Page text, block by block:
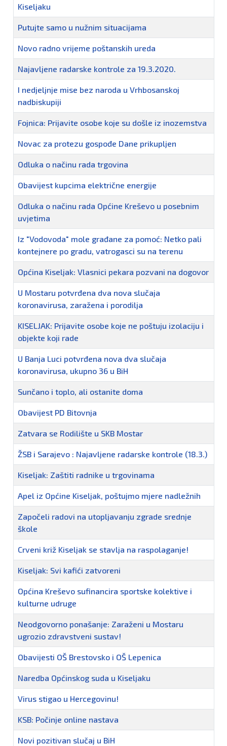
Kiseljaku
Putujte samo u nužnim situacijama
Novo radno vrijeme poštanskih ureda
Najavljene radarske kontrole za 19.3.2020.
I nedjeljnje mise bez naroda u Vrhbosanskoj
nadbiskupiji
Fojnica: Prijavite osobe koje su došle iz inozemstva
Novac za protezu gospođe Dane prikupljen
Odluka o načinu rada trgovina
Obavijest kupcima električne energije
Odluka o načinu rada Općine Kreševo u posebnim
uvjetima
Iz "Vodovoda" mole građane za pomoć: Netko pali
kontejnere po gradu, vatrogasci su na terenu
Općina Kiseljak: Vlasnici pekara pozvani na dogovor
U Mostaru potvrđena dva nova slučaja
koronavirusa, zaražena i porodilja
KISELJAK: Prijavite osobe koje ne poštuju izolaciju i
objekte koji rade
U Banja Luci potvrđena nova dva slučaja
koronavirusa, ukupno 36 u BiH
Sunčano i toplo, ali ostanite doma
Obavijest PD Bitovnja
Zatvara se Rodilište u SKB Mostar
ŽSB i Sarajevo : Najavljene radarske kontrole (18.3.)
Kiseljak: Zaštiti radnike u trgovinama
Apel iz Općine Kiseljak, poštujmo mjere nadležnih
Započeli radovi na utopljavanju zgrade srednje
škole
Crveni križ Kiseljak se stavlja na raspolaganje!
Kiseljak: Svi kafići zatvoreni
Općina Kreševo sufinancira sportske kolektive i
kulturne udruge
Neodgovorno ponašanje: Zaraženi u Mostaru
ugrozio zdravstveni sustav!
Obavijesti OŠ Brestovsko i OŠ Lepenica
Naredba Općinskog suda u Kiseljaku
Virus stigao u Hercegovinu!
KSB: Počinje online nastava
Novi pozitivan slučaj u BiH